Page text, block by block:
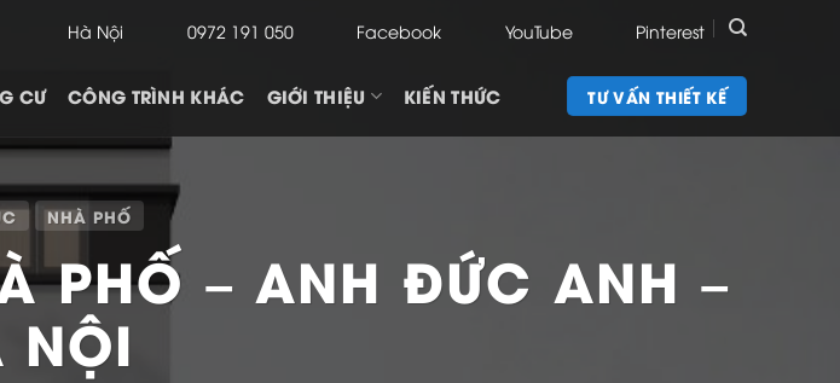
Hà Nội 0972 191 050 Facebook YouTube Pinterest
CƯ CÔNG TRÌNH KHÁC GIỚI THIỆU KIẾN THỨC TƯ VẤN THIẾT KẾ
NHÀ PHỐ
PHỐ – ANH ĐỨC ANH –
NỘI